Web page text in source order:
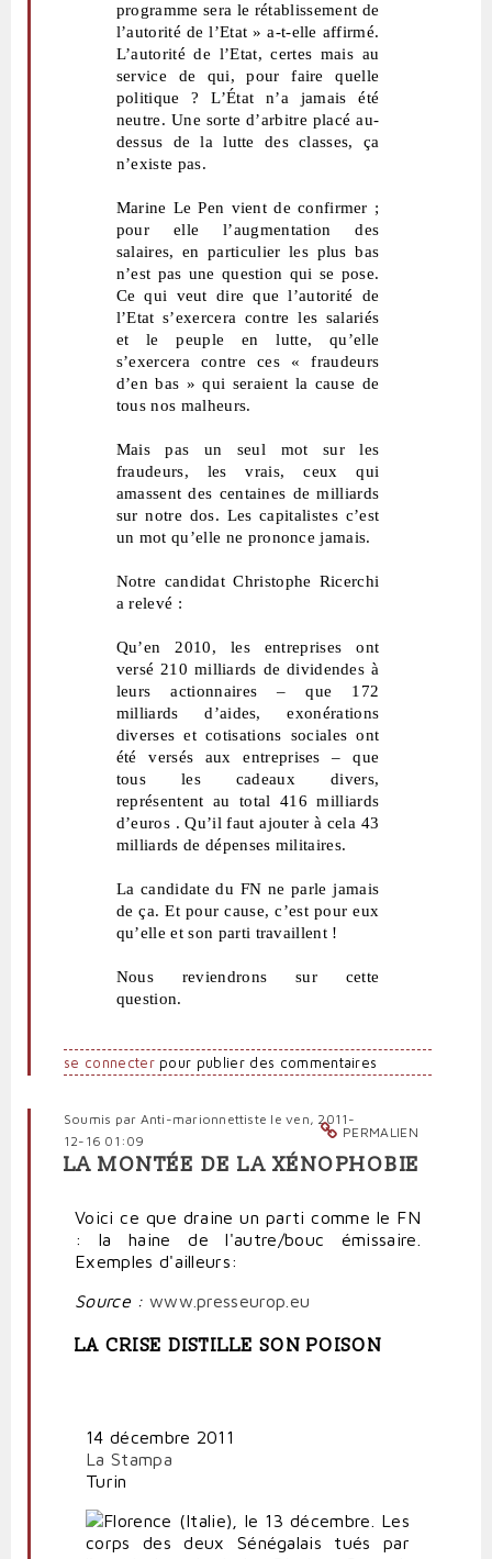
programme sera le rétablissement de
l’autorité de l’Etat » a-t-elle affirmé.
L’autorité de l’Etat, certes mais au
service de qui, pour faire quelle
politique ? L’État n’a jamais été
neutre. Une sorte d’arbitre placé au-
dessus de la lutte des classes, ça
n’existe pas.
Marine Le Pen vient de confirmer ;
pour elle l’augmentation des
salaires, en particulier les plus bas
n’est pas une question qui se pose.
Ce qui veut dire que l’autorité de
l’Etat s’exercera contre les salariés
et le peuple en lutte, qu’elle
s’exercera contre ces « fraudeurs
d’en bas » qui seraient la cause de
tous nos malheurs.
Mais pas un seul mot sur les
fraudeurs, les vrais, ceux qui
amassent des centaines de milliards
sur notre dos. Les capitalistes c’est
un mot qu’elle ne prononce jamais.
Notre candidat Christophe Ricerchi
a relevé :
Qu’en 2010, les entreprises ont
versé 210 milliards de dividendes à
leurs actionnaires – que 172
milliards d’aides, exonérations
diverses et cotisations sociales ont
été versés aux entreprises – que
tous les cadeaux divers,
représentent au total 416 milliards
d’euros . Qu’il faut ajouter à cela 43
milliards de dépenses militaires.
La candidate du FN ne parle jamais
de ça. Et pour cause, c’est pour eux
qu’elle et son parti travaillent !
Nous reviendrons sur cette
question.
se connecterpour publier des commentaires
PERMALIEN
Soumis par Anti-marionnettiste le ven, 2011-
12-16 01:09
LA MONTÉE DE LA XÉNOPHOBIE
Voici ce que draine un parti comme le FN
: la haine de l'autre/bouc émissaire.
Exemples d'ailleurs:
Source : www.presseurop.eu
LA CRISE DISTILLE SON POISON
14 décembre 2011
La Stampa
Turin